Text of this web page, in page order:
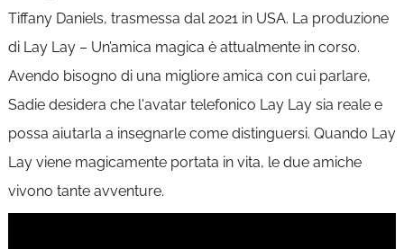
Tiffany Daniels, trasmessa dal 2021 in USA. La produzione
di Lay Lay – Un’amica magica è attualmente in corso.
Avendo bisogno di una migliore amica con cui parlare,
Sadie desidera che l'avatar telefonico Lay Lay sia reale e
possa aiutarla a insegnarle come distinguersi. Quando Lay
Lay viene magicamente portata in vita, le due amiche
vivono tante avventure.